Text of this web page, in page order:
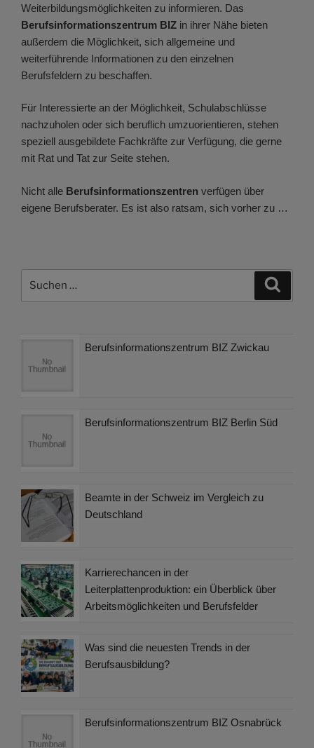
Weiterbildungsmöglichkeiten zu informieren. Das
Berufsinformationszentrum BIZ in ihrer Nähe bieten
außerdem die Möglichkeit, sich allgemeine und
weiterführende Informationen zu den einzelnen
Berufsfeldern zu beschaffen.
Für Interessierte an der Möglichkeit, Schulabschlüsse
nachzuholen oder sich beruflich umzuorientieren, stehen
speziell ausgebildete Fachkräfte zur Verfügung, die gerne
mit Rat und Tat zur Seite stehen.
Nicht alle Berufsinformationszentren verfügen über
eigene Berufsberater. Es ist also ratsam, sich vorher zu …
Berufsinformationszentrum BIZ Zwickau
Berufsinformationszentrum BIZ Berlin Süd
Beamte in der Schweiz im Vergleich zu
Deutschland
Karrierechancen in der
Leiterplattenproduktion: ein Überblick über
Arbeitsmöglichkeiten und Berufsfelder
Was sind die neuesten Trends in der
Berufsausbildung?
Berufsinformationszentrum BIZ Osnabrück